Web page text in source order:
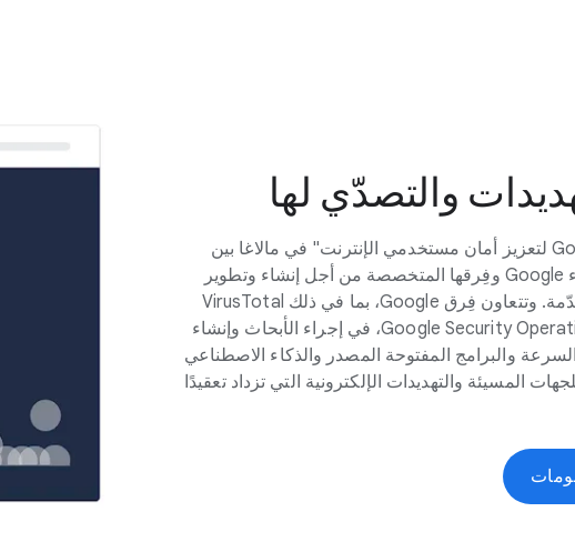
والتصدّي لها
يجمع "مركز Google لتعزيز أمان مستخدمي الإنترنت" في مالاغا بين
مجموعة من خبراء Google وفِرقها المتخصصة من أجل إنشاء وتطوير
أبحاث وأدوات متقدّمة. وتتعاون فِرق Google، بما في ذلك VirusTotal
وMandiant وGoogle Security Operations، في إجراء الأبحاث وإنشاء
والبرامج المفتوحة المصدر والذكاء الاصطناعي
المسيئة والتهديدات الإلكترونية التي تزداد تعقيدًا